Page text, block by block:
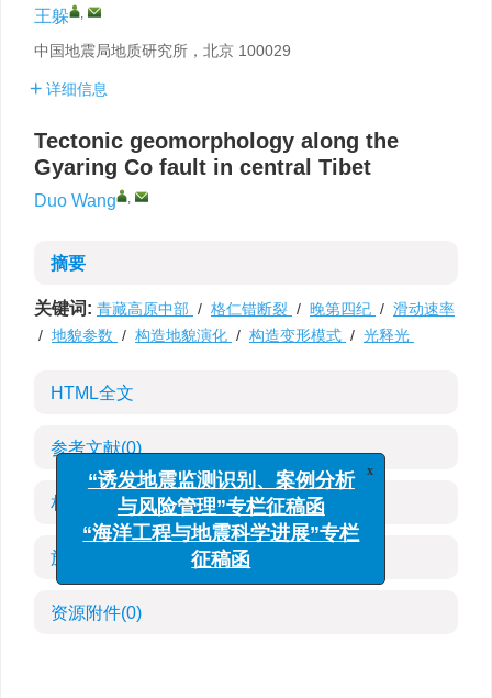
王躲 ,
中国地震局地质研究所，北京 100029
详细信息
Tectonic geomorphology along the
Gyaring Co fault in central Tibet
Duo Wang ,
摘要
关键词: 青藏高原中部 / 格仁错断裂 / 晚第四纪 / 滑动速率
/ 地貌参数 / 构造地貌演化 / 构造变形模式 / 光释光
HTML全文
参考文献(0)
相关文章
施引文献
资源附件(0)
x
“诱发地震监测识别、案例分析
与风险管理”专栏征稿函
“海洋工程与地震科学进展”专栏
征稿函